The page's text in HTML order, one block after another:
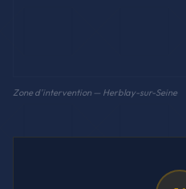
Zone d'intervention — Herblay-sur-Seine